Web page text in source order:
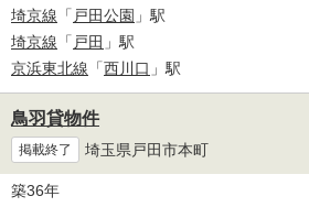
埼京線 「 戸田公園 」駅
埼京線 「 戸田 」駅
京浜東北線 「西川口 」駅
鳥羽貸物件
掲載終了 埼玉県戸田市本町
築36年